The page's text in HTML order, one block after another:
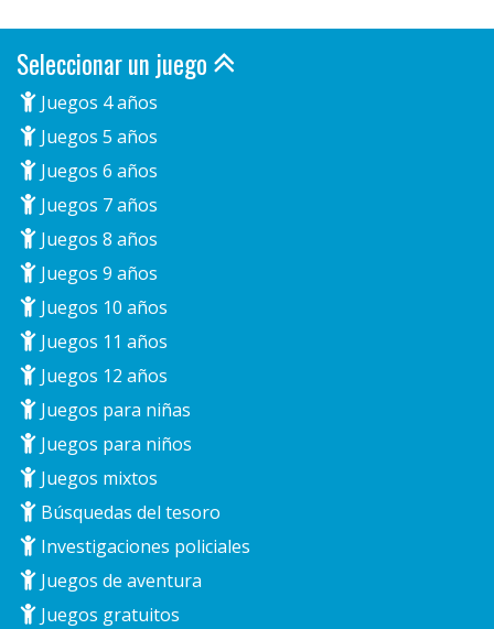
Seleccionar un juego
Juegos 4 años
Juegos 5 años
Juegos 6 años
Juegos 7 años
Juegos 8 años
Juegos 9 años
Juegos 10 años
Juegos 11 años
Juegos 12 años
Juegos para niñas
Juegos para niños
Juegos mixtos
Búsquedas del tesoro
Investigaciones policiales
Juegos de aventura
Juegos gratuitos